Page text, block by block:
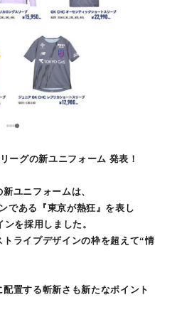
123
ーグの新ユニフォーム 発表！
ユニフォームは、
である『東京が熱狂』を表し
を採用しました。
ライプデザインの枠を超えて“情
置する斬新さも新たなポイント